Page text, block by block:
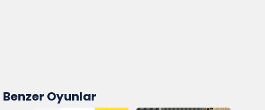
Benzer Oyunlar